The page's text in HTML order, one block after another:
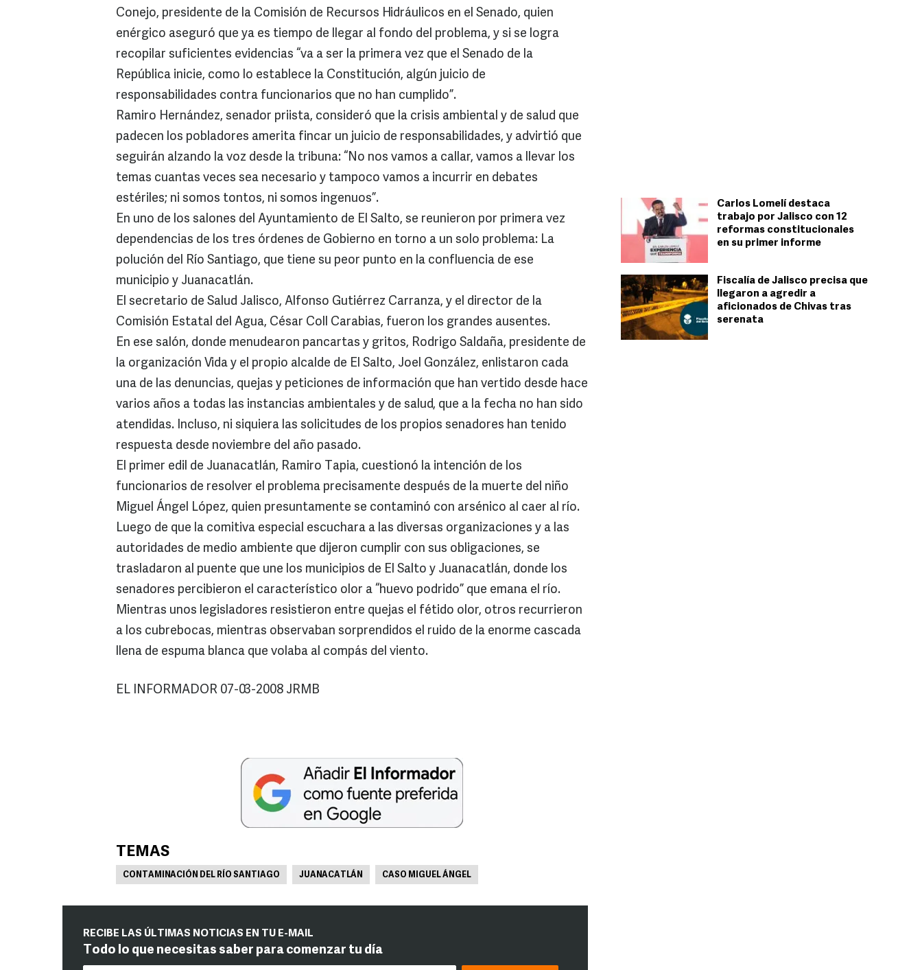
Carlos Lomelí destaca
trabajo por Jalisco con 12
reformas constitucionales
en su primer informe
Fiscalía de Jalisco precisa que
llegaron a agredir a
aficionados de Chivas tras
serenata
Conejo, presidente de la Comisión de Recursos Hidráulicos en el Senado, quien
enérgico aseguró que ya es tiempo de llegar al fondo del problema, y si se logra
recopilar suficientes evidencias “va a ser la primera vez que el Senado de la
República inicie, como lo establece la Constitución, algún juicio de
responsabilidades contra funcionarios que no han cumplido”.
Ramiro Hernández, senador priista, consideró que la crisis ambiental y de salud que
padecen los pobladores amerita fincar un juicio de responsabilidades, y advirtió que
seguirán alzando la voz desde la tribuna: “No nos vamos a callar, vamos a llevar los
temas cuantas veces sea necesario y tampoco vamos a incurrir en debates
estériles; ni somos tontos, ni somos ingenuos”.
En uno de los salones del Ayuntamiento de El Salto, se reunieron por primera vez
dependencias de los tres órdenes de Gobierno en torno a un solo problema: La
polución del Río Santiago, que tiene su peor punto en la confluencia de ese
municipio y Juanacatlán.
El secretario de Salud Jalisco, Alfonso Gutiérrez Carranza, y el director de la
Comisión Estatal del Agua, César Coll Carabias, fueron los grandes ausentes.
En ese salón, donde menudearon pancartas y gritos, Rodrigo Saldaña, presidente de
la organización Vida y el propio alcalde de El Salto, Joel González, enlistaron cada
una de las denuncias, quejas y peticiones de información que han vertido desde hace
varios años a todas las instancias ambientales y de salud, que a la fecha no han sido
atendidas. Incluso, ni siquiera las solicitudes de los propios senadores han tenido
respuesta desde noviembre del año pasado.
El primer edil de Juanacatlán, Ramiro Tapia, cuestionó la intención de los
funcionarios de resolver el problema precisamente después de la muerte del niño
Miguel Ángel López, quien presuntamente se contaminó con arsénico al caer al río.
Luego de que la comitiva especial escuchara a las diversas organizaciones y a las
autoridades de medio ambiente que dijeron cumplir con sus obligaciones, se
trasladaron al puente que une los municipios de El Salto y Juanacatlán, donde los
senadores percibieron el característico olor a “huevo podrido” que emana el río.
Mientras unos legisladores resistieron entre quejas el fétido olor, otros recurrieron
a los cubrebocas, mientras observaban sorprendidos el ruido de la enorme cascada
llena de espuma blanca que volaba al compás del viento.
EL INFORMADOR 07-03-2008 JRMB
TEMAS
CONTAMINACIÓN DEL RÍO SANTIAGO JUANACATLÁN CASO MIGUEL ÁNGEL
RECIBE LAS ÚLTIMAS NOTICIAS EN TU E-MAIL
Todo lo que necesitas saber para comenzar tu día